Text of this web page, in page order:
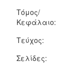
Τόμος/
Κεφάλαιο:
Τεύχος:
Σελίδες: